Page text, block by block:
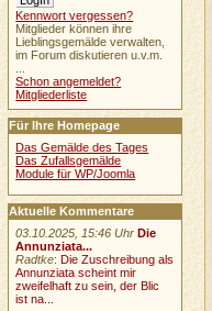
Kennwort vergessen?
Mitglieder können ihre
Lieblingsgemälde verwalten,
im Forum diskutieren u.v.m.
Schon angemeldet?
Mitgliederliste
Für Ihre Homepage
Das Gemälde des Tages
Das Zufallsgemälde
Module für WP/Joomla
Aktuelle Kommentare
03.10.2025, 15:46 Uhr Die
Annunziata...
Radtke: Die Zuschreibung als
Annunziata scheint mir
zweifelhaft zu sein, der Blic
ist na...